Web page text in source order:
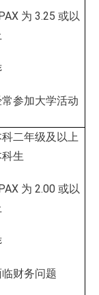
为 3.25 或以
参加大学活动
二年级及以上
生
为 2.00 或以
财务问题